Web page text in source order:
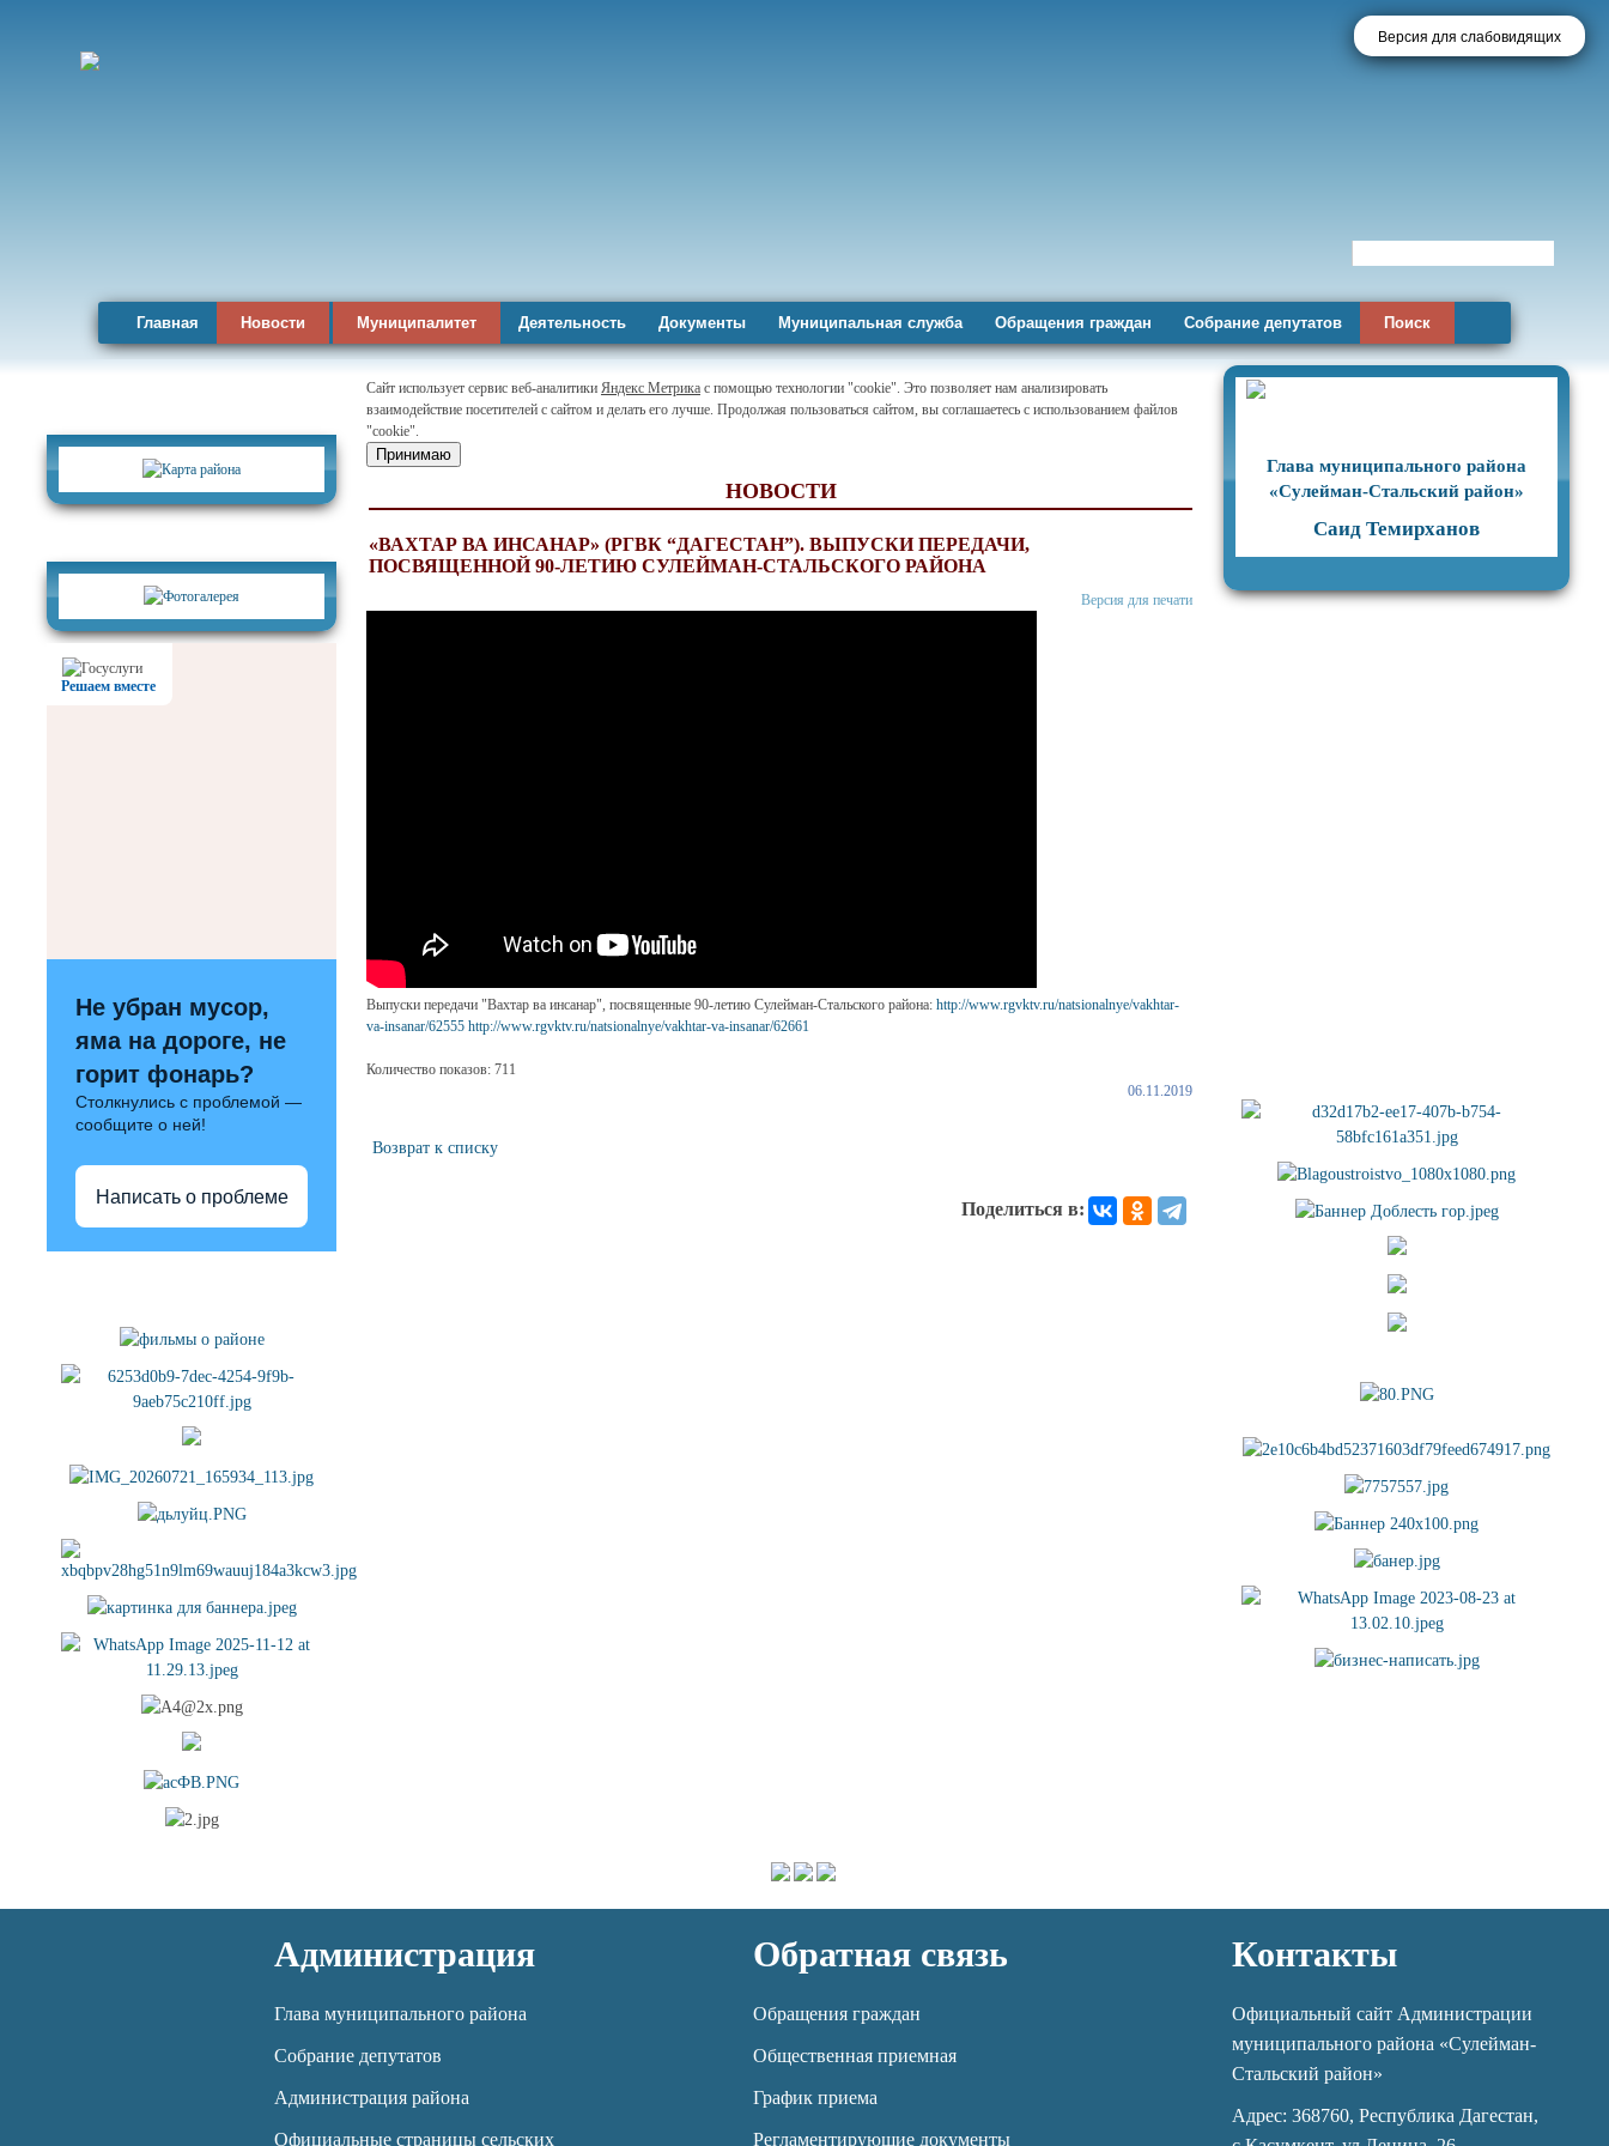
Версия для слабовидящих
Главная Новости Муниципалитет Деятельность Документы Муниципальная служба Обращения граждан Собрание депутатов Поиск
Решаем вместе
Не убран мусор,
яма на дороге, не
горит фонарь?
Столкнулись с проблемой —
сообщите о ней!
Написать о проблеме
Сайт использует сервис веб-аналитики Яндекс Метрика с помощью технологии "cookie". Это позволяет нам анализировать
взаимодействие посетителей с сайтом и делать его лучше. Продолжая пользоваться сайтом, вы соглашаетесь с использованием файлов
"cookie".
Принимаю
НОВОСТИ
«ВАХТАР ВА ИНСАНАР» (РГВК “ДАГЕСТАН”). ВЫПУСКИ ПЕРЕДАЧИ,
ПОСВЯЩЕННОЙ 90-ЛЕТИЮ СУЛЕЙМАН-СТАЛЬСКОГО РАЙОНА
Версия для печати
Выпуски передачи "Вахтар ва инсанар", посвященные 90-летию Сулейман-Стальского района: http://www.rgvktv.ru/natsionalnye/vakhtar-
va-insanar/62555 http://www.rgvktv.ru/natsionalnye/vakhtar-va-insanar/62661
Количество показов: 711
06.11.2019
Возврат к списку
Поделиться в:
Глава муниципального района
«Сулейман-Стальский район»
Саид Темирханов
Администрация
Глава муниципального района
Собрание депутатов
Администрация района
Официальные страницы сельских
Обратная связь
Обращения граждан
Общественная приемная
График приема
Регламентирующие документы
Контакты
Официальный сайт Администрации
муниципального района «Сулейман-
Стальский район»
Адрес: 368760, Республика Дагестан,